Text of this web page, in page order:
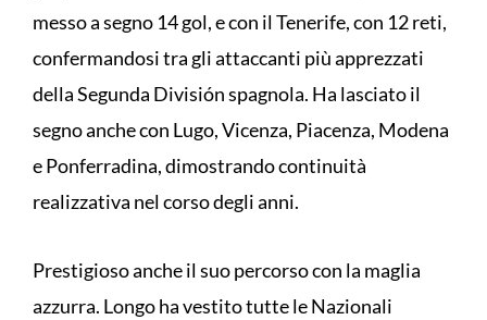
messo a segno 14 gol, e con il Tenerife, con 12 reti,
confermandosi tra gli attaccanti più apprezzati
della Segunda División spagnola. Ha lasciato il
segno anche con Lugo, Vicenza, Piacenza, Modena
e Ponferradina, dimostrando continuità
realizzativa nel corso degli anni.
Prestigioso anche il suo percorso con la maglia
azzurra. Longo ha vestito tutte le Nazionali